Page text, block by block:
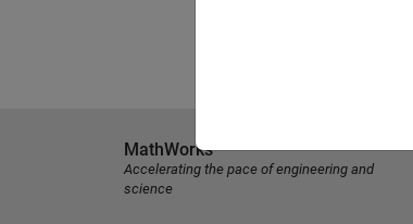
MathWorks
Accelerating the pace of engineering and
science